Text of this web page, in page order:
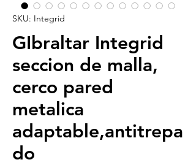
SKU: Integrid
GIbraltar Integrid
seccion de malla,
cerco pared
metalica
adaptable,antitrepa
do